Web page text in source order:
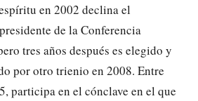
en 2002 declina el
de la Conferencia
tres años después es elegido y
por otro trienio en 2008. Entre
participa en el cónclave en el que